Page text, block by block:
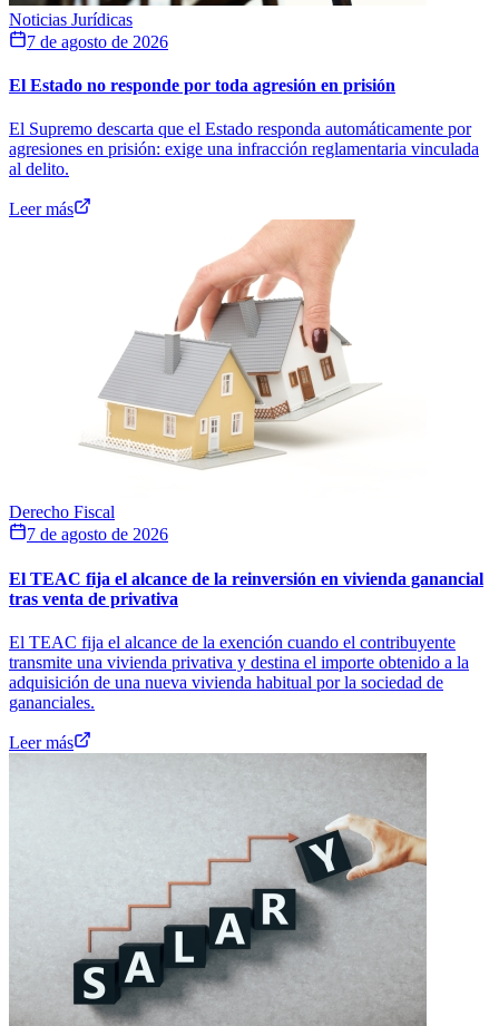
Noticias Jurídicas
7 de agosto de 2026
El Estado no responde por toda agresión en prisión
El Supremo descarta que el Estado responda automáticamente por
agresiones en prisión: exige una infracción reglamentaria vinculada
al delito.
Leer más
Derecho Fiscal
7 de agosto de 2026
El TEAC fija el alcance de la reinversión en vivienda ganancial
tras venta de privativa
El TEAC fija el alcance de la exención cuando el contribuyente
transmite una vivienda privativa y destina el importe obtenido a la
adquisición de una nueva vivienda habitual por la sociedad de
gananciales.
Leer más